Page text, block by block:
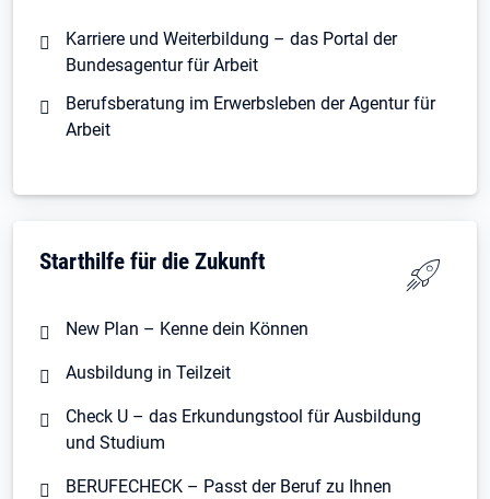
Karriere und Weiterbildung – das Portal der
Bundesagentur für Arbeit
Berufsberatung im Erwerbsleben der Agentur für
Arbeit
Starthilfe für die Zukunft
New Plan – Kenne dein Können
Ausbildung in Teilzeit
Check U – das Erkundungstool für Ausbildung
und Studium
BERUFECHECK – Passt der Beruf zu Ihnen